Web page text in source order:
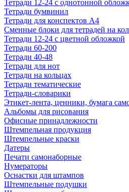
Тетради 12-24 с однотонной
Тетради бумвинил
Тетради для конспектов А4
Сменные блоки для тетрадей на
Тетради 12-24 с цветной обложкой
Тетради 60-200
Тетради 40-48
Тетради для нот
Тетради на кольцах
Тетради тематические
Тетради-словарики
Этикет-лента, ценники, бумага
Альбомы для рисования
Офисные принадлежности
Штемпельная продукция
Штемпельные краски
Датеры
Печати самонаборные
Нумераторы
Оснастки для штампов
Штемпельные подушки